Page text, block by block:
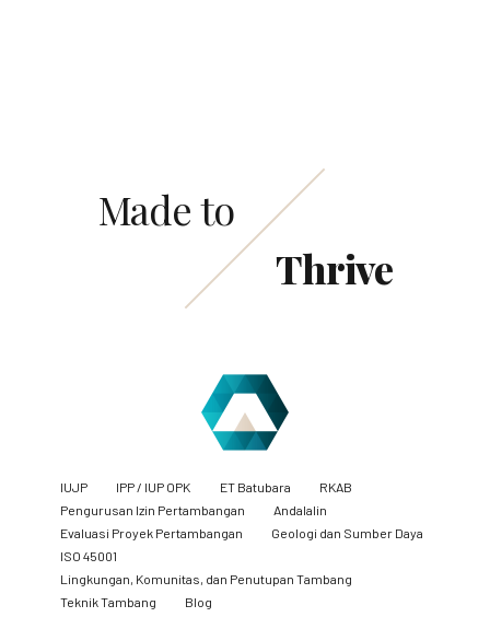
Made to
Thrive
IUJP IPP / IUP OPK ET Batubara
RKAB
Pengurusan Izin Pertambangan
Andalalin
Evaluasi Proyek Pertambangan
Geologi dan Sumber Daya
ISO 45001
Lingkungan, Komunitas, dan Penutupan Tambang
​Teknik Tambang
Blog